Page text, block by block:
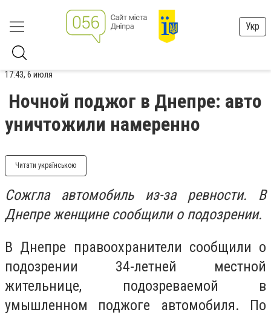
Укр
17:43, 6 июля
Ночной поджог в Днепре: авто
уничтожили намеренно
Читати українською
Сожгла автомобиль из-за ревности. В
Днепре женщине сообщили о подозрении.
В Днепре правоохранители сообщили о
подозрении 34-летней местной
жительнице, подозреваемой в
умышленном поджоге автомобиля. По